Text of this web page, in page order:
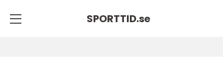
SPORTTID.se